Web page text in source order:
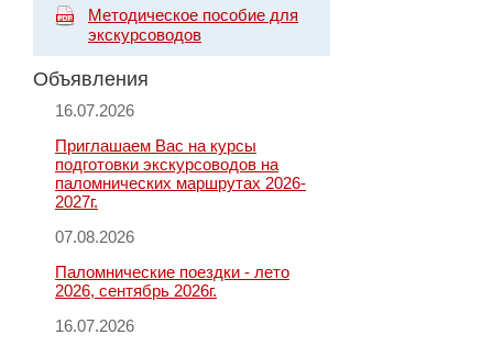
Методическое пособие для
экскурсоводов
Объявления
16.07.2026
Приглашаем Вас на курсы
подготовки экскурсоводов на
паломнических маршрутах 2026-
2027г.
07.08.2026
Паломнические поездки - лето
2026, сентябрь 2026г.
16.07.2026